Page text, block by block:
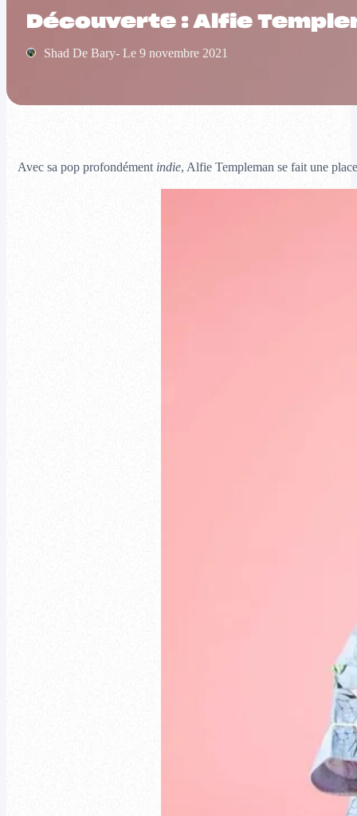
Découverte : Alfie
Shad De Bary- Le 9 novembre 2021
Avec sa pop profondément indie, Alfie Templeman se fait une